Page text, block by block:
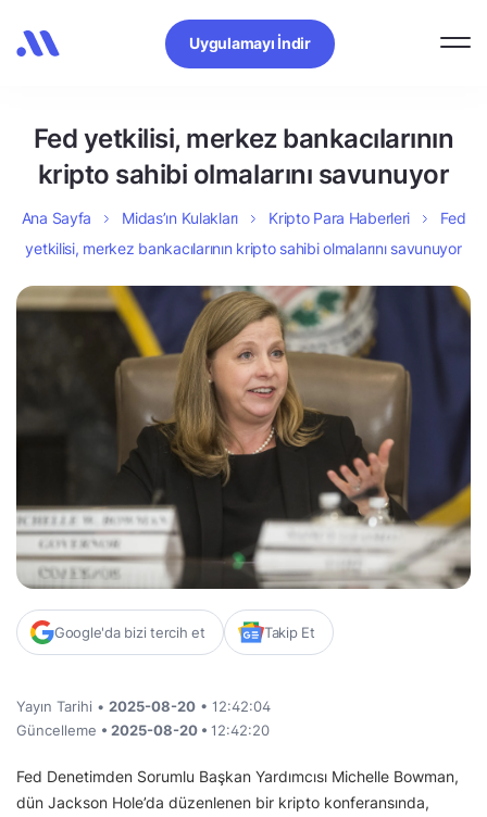
Uygulamayı İndir
Fed yetkilisi, merkez bankacılarının
kripto sahibi olmalarını savunuyor
Ana Sayfa Midas’ın Kulakları Kripto Para Haberleri
Fed
yetkilisi, merkez bankacılarının kripto sahibi olmalarını savunuyor
Google'da bizi tercih et Takip Et
Yayın Tarihi • 2025-08-20 • 12:42:04
Güncelleme • 2025-08-20 • 12:42:20
Fed Denetimden Sorumlu Başkan Yardımcısı Michelle Bowman,
dün Jackson Hole’da düzenlenen bir kripto konferansında,